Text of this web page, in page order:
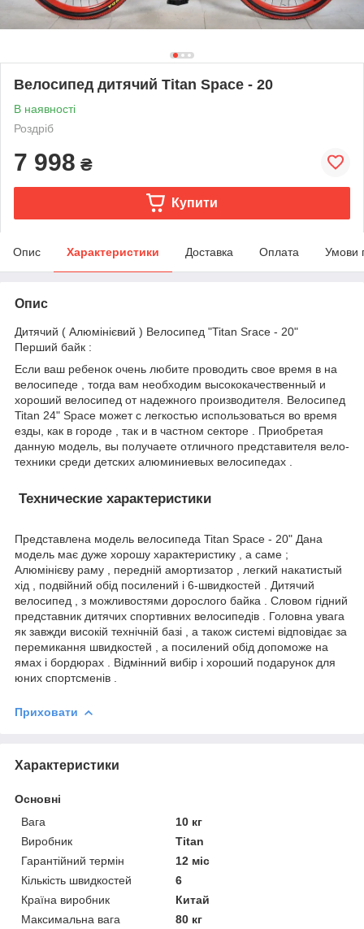
Велосипед дитячий Titan Space - 20
В наявності
Роздріб
7 998 ₴
Купити
Опис Характеристики Доставка Оплата Умови
Опис
Дитячий ( Алюмінієвий ) Велосипед "Titan Srace - 20"
Перший байк :
Если ваш ребенок очень любите проводить свое время в на
велосипеде , тогда вам необходим высококачественный и
хороший велосипед от надежного производителя. Велосипед
Titan 24" Space может с легкостью использоваться во время
езды, как в городе , так и в частном секторе . Приобретая
данную модель, вы получаете отличного представителя вело-
техники среди детских алюминиевых велосипедах .
Технические характеристики
Представлена модель велосипеда Titan Space - 20" Дана
модель має дуже хорошу характеристику , а саме ;
Алюмінієву раму , передній амортизатор , легкий накатистый
хід , подвійний обід посилений і 6-швидкостей . Дитячий
велосипед , з можливостями дорослого байка . Словом гідний
представник дитячих спортивних велосипедів . Головна увага
як завжди високій технічній базі , а також системі відповідає за
перемикання швидкостей , а посилений обід допоможе на
ямах і бордюрах . Відмінний вибір і хороший подарунок для
юних спортсменів .
Приховати
Характеристики
Основні
Вага
10 кг
Виробник
Titan
Гарантійний термін
12 міс
Кількість швидкостей
6
Країна виробник
Китай
Максимальна вага
80 кг